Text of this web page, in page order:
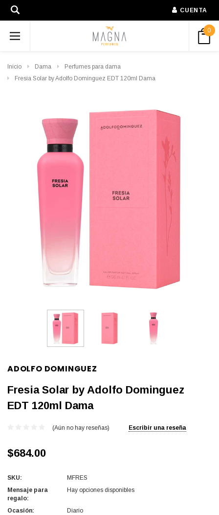
CUENTA
0
Inicio Dama
Perfumes para dama
Fresia Solar by Adolfo Dominguez EDT 120ml Dama
ADOLFO DOMINGUEZ
Fresia Solar by Adolfo Dominguez
EDT 120ml Dama
(Aún no hay reseñas) Escribir una reseña
$684.00
SKU:
MFRES
Mensaje para
regalo:
Hay opciones disponibles
Ocasión:
Diario